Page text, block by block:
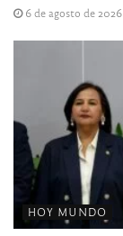
6 de agosto de 2026
HOY MUNDO